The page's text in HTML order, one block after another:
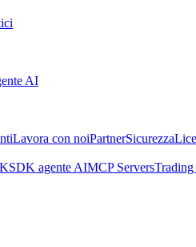
AI
Lavora con noiPartnerSicurezza
SDK agente AIMCP Servers